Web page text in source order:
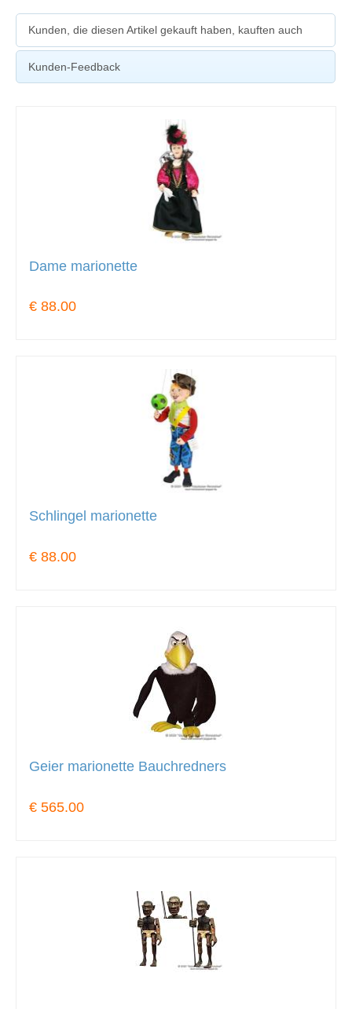
Kunden, die diesen Artikel gekauft haben, kauften auch
Kunden-Feedback
Dame marionette
€ 88.00
Schlingel marionette
€ 88.00
Geier marionette Bauchredners
€ 565.00